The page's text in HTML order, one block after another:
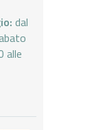
dal
alle